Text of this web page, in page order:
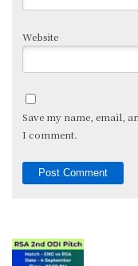
Website
Save my name, email,
I comment.